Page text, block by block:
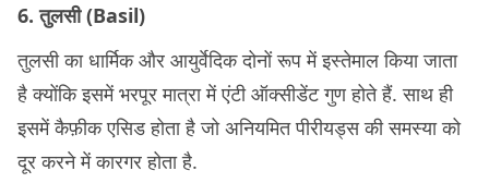
6. तुलसी (Basil)
तुलसी का धार्मिक और आयुर्वेदिक दोनों रूप में इस्तेमाल किया जाता
है क्योंकि इसमें भरपूर मात्रा में एंटी ऑक्सीडेंट गुण होते हैं. साथ ही
इसमें कैफ़ीक एसिड होता है जो अनियमित पीरीयड्स की समस्या को
दूर करने में कारगर होता है.